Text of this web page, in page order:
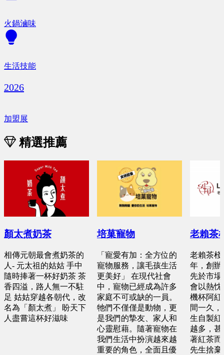
火鍋滷味
生活技能
2026
加盟展
精選推薦
顏太煮奶茶
相傳元朝最會煮奶茶的
人- 元太祖的姑姑 手中
隨時捧著一杯好奶茶 茶
香四溢，路人無一不駐
足 姑姑穿越各朝代，改
名為「顏太煮」 盼天下
人盡嘗這杯好滋味
培菓寵物
「寵愛有加：全方位的
寵物服務，讓毛孩生活
更美好」 在現代社會
中，寵物已經成為許多
家庭不可或缺的一員。
牠們不僅僅是動物，更
是我們的摯友、家人和
心靈慰藉。隨著寵物在
我們生活中扮演越來越
重要的角色，全面且優
老賴茶
老賴茶棧
年，創辦
先於市
會以熱忱
機杯阿紅
間一久
生自製紅
越多，
著紅茶而
先生捨